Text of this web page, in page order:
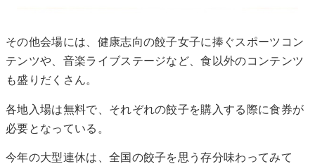
その他会場には、健康志向の餃子女子に捧ぐスポーツコン
テンツや、音楽ライブステージなど、食以外のコンテンツ
も盛りだくさん。
各地入場は無料で、それぞれの餃子を購入する際に食券が
必要となっている。
今年の大型連休は、全国の餃子を思う存分味わってみて